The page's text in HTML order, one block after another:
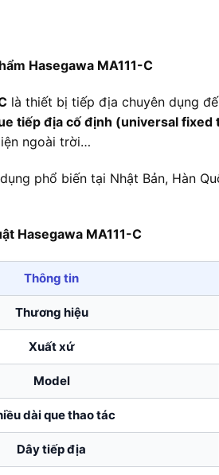
Hasegawa MA111-C
là thiết bị tiếp địa chuyên dụng
tiếp địa cố định (universal fixed
ngoài trời…
phổ biến tại Nhật Bản, Hàn
Hasegawa MA111-C
Thông tin
Thương hiệu
Xuất xứ
Model
dài que thao tác
Dây tiếp địa